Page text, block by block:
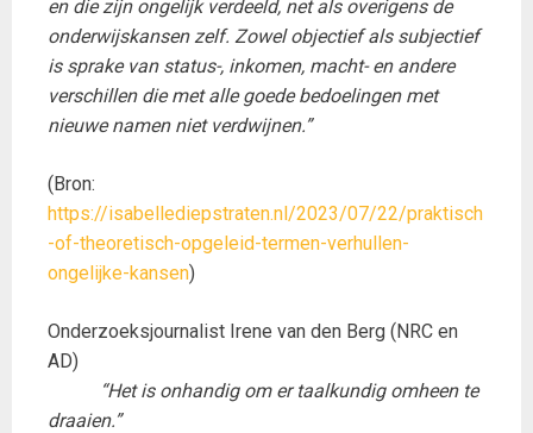
en die zijn ongelijk verdeeld, net als overigens de
onderwijskansen zelf. Zowel objectief als subjectief
is sprake van status-, inkomen, macht- en andere
verschillen die met alle goede bedoelingen met
nieuwe namen niet verdwijnen.”
(Bron:
https://isabellediepstraten.nl/2023/07/22/praktisch
-of-theoretisch-opgeleid-termen-verhullen-
ongelijke-kansen)
Onderzoeksjournalist Irene van den Berg (NRC en
AD)
“Het is onhandig om er taalkundig omheen te
draaien.”